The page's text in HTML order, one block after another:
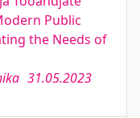
Public
the Needs of
31.05.2023